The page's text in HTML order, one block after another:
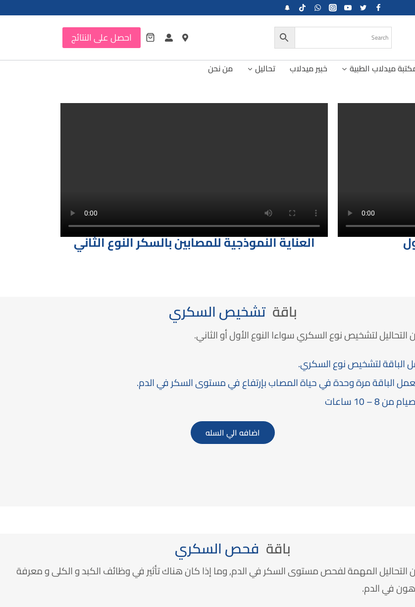
احصل على النتائج
ميدلاب الطبية خبير ميدلاب تحاليل من نحن
العناية النموذجية للمصابين بالسكر النوع الثاني
باقة تشخيص السكري
لتشخيص نوع السكري سواءا النوع الأول أو الثاني.
الباقة لتشخيص نوع السكري.
الباقة مرة وحدة في حياة المصاب بإرتفاع في مستوى السكر في الدم.
8 – 10 ساعات
اضافه الي السله
باقة فحص السكري
المهمة لفحص مستوى السكر في الدم, وما إذا كان هناك تأثير في وظائف الكبد و الكلى و معرفة
في الدم.